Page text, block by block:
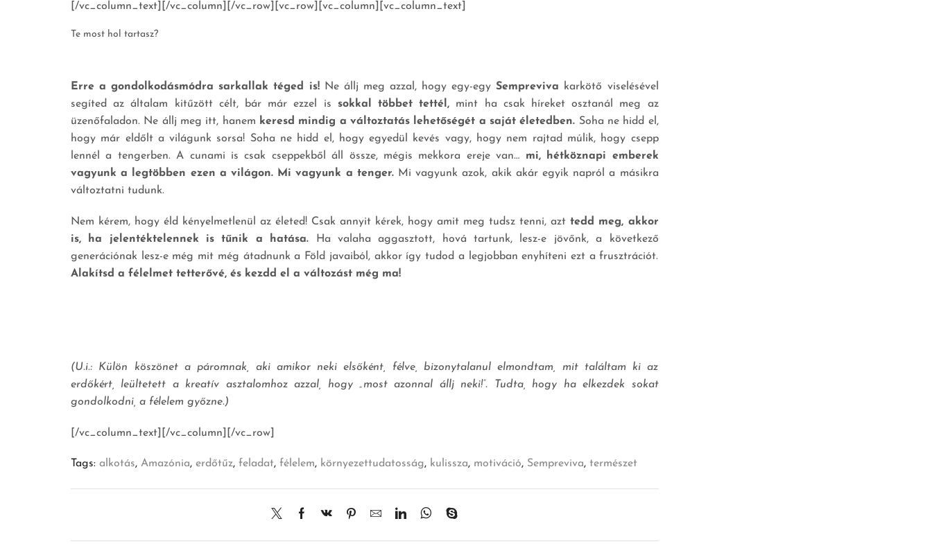
[/vc_column_text][/vc_column][/vc_row][vc_row][vc_column][vc_column_text]
Te most hol tartasz?
Erre a gondolkodásmódra sarkallak téged is!Ne állj meg azzal, hogy egy-egySempreviva karkötő viselésével
segíted az általam kitűzött célt, bár már ezzel is sokkal többet tettél, mint ha csak híreket osztanál meg az
üzenőfaladon. Ne állj meg itt, hanem keresd mindig a változtatás lehetőségét a saját életedben. Soha ne hidd el,
hogy már eldőlt a világunk sorsa! Soha ne hidd el, hogy egyedül kevés vagy, hogy nem rajtad múlik, hogy csepp
lennél a tengerben. A cunami is csak cseppekből áll össze, mégis mekkora ereje van… mi, hétköznapi emberek
vagyunk a legtöbben ezen a világon. Mi vagyunk a tenger.Mi vagyunk azok, akik akár egyik napról a másikra
változtatni tudunk.
Nem kérem, hogy éld kényelmetlenül az életed! Csak annyit kérek, hogy amit meg tudsz tenni, azttedd meg, akkor
is, ha jelentéktelennek is tűnik a hatása. Ha valaha aggasztott, hová tartunk, lesz-e jövőnk, a következő
generációnak lesz-e még mit még átadnunk a Föld javaiból, akkor így tudod a legjobban enyhíteni ezt a frusztrációt.
Alakítsd a félelmet tetterővé, és kezdd el a változást még ma!
(U.i.: Külön köszönet a páromnak, aki amikor neki elsőként, félve, bizonytalanul elmondtam, mit találtam ki az
erdőkért, leültetett a kreatív asztalomhoz azzal, hogy „most azonnal állj neki!”. Tudta, hogy ha elkezdek sokat
gondolkodni, a félelem győzne.)
[/vc_column_text][/vc_column][/vc_row]
Tags: alkotás, Amazónia, erdőtűz, feladat, félelem, környezettudatosság, kulissza, motiváció, Sempreviva, természet